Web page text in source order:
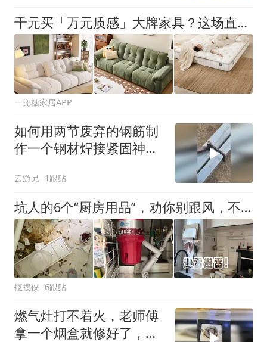
千元买「万元质感」大牌家具？这场直播玩得有点大！
一兜糖家居APP
如何用两节废弃的钢筋制
作一个钢材焊接紧固神
云游兄 1跟贴
坑人的6个“厨房用品”，劝你别跟风，不好用，妥妥浪费钱！
抠搜侠 6跟贴
燃气灶打不着火，老师傅
拿一个烟盒就修好了，原